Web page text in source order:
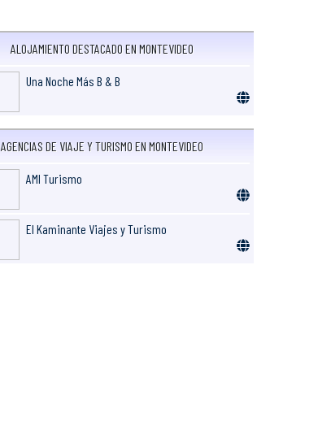
ALOJAMIENTO DESTACADO EN MONTEVIDEO
Una Noche Más B & B
AGENCIAS DE VIAJE Y TURISMO EN MONTEVIDEO
AMI Turismo
El Kaminante Viajes y Turismo